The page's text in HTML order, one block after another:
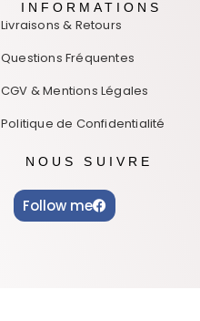
INFORMATIONS
Livraisons & Retours
Questions Fréquentes
CGV & Mentions Légales
Politique de Confidentialité
NOUS SUIVRE
Follow me